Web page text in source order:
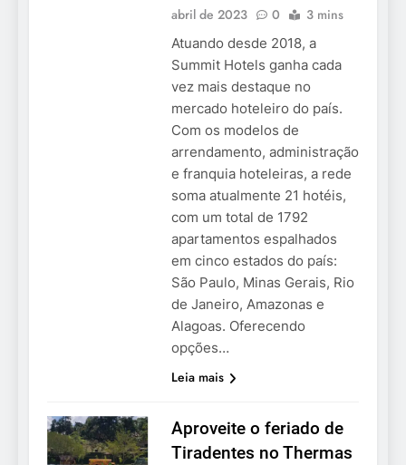
abril de 2023
0 3 mins
Atuando desde 2018, a
Summit Hotels ganha cada
vez mais destaque no
mercado hoteleiro do país.
Com os modelos de
arrendamento, administração
e franquia hoteleiras, a rede
soma atualmente 21 hotéis,
com um total de 1792
apartamentos espalhados
em cinco estados do país:
São Paulo, Minas Gerais, Rio
de Janeiro, Amazonas e
Alagoas. Oferecendo
opções…
Leia mais
Aproveite o feriado de
Tiradentes no Thermas